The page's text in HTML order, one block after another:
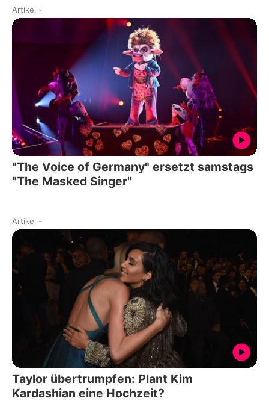
Artikel -
"The Voice of Germany" ersetzt samstags
"The Masked Singer"
Artikel -
Taylor übertrumpfen: Plant Kim
Kardashian eine Hochzeit?